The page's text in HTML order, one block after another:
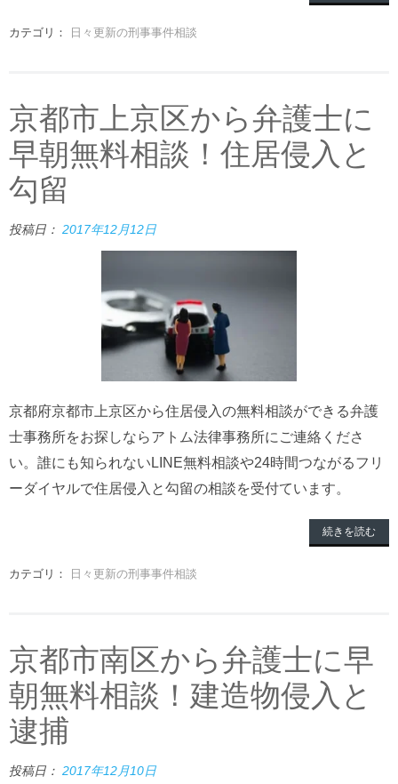
カテゴリ： 日々更新の刑事事件相談
京都市上京区から弁護士に
早朝無料相談！住居侵入と
勾留
投稿日： 2017年12月12日
京都府京都市上京区から住居侵入の無料相談ができる弁護
士事務所をお探しならアトム法律事務所にご連絡くださ
い。誰にも知られないLINE無料相談や24時間つながるフリ
ーダイヤルで住居侵入と勾留の相談を受付ています。
続きを読む
カテゴリ： 日々更新の刑事事件相談
京都市南区から弁護士に早
朝無料相談！建造物侵入と
逮捕
投稿日： 2017年12月10日